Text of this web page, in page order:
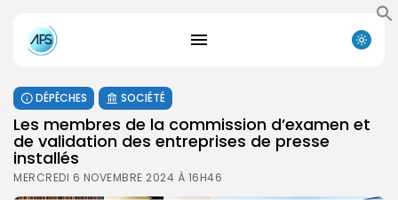
DÉPÊCHES SOCIÉTÉ
Les membres de la commission d’examen et
de validation des entreprises de presse
installés
MERCREDI 6 NOVEMBRE 2024 À 16H46